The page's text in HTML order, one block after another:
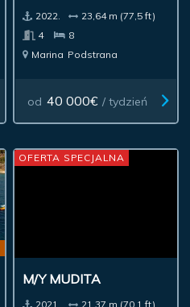
2022.
23,64 m (77,5 ft)
4
8
Marina Podstrana
od 40 000€ / tydzień
M/Y MUDITA
2021. 21,37 m (70,1 ft)
OFERTA SPECJALNA